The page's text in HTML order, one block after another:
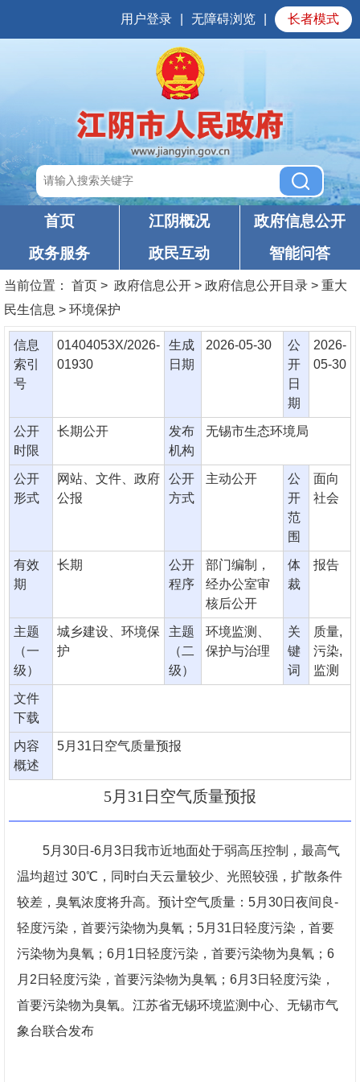
用户登录 无障碍浏览 长者模式
首页 江阴概况
政府信息公开
政务服务
政民互动 智能问答
当前位置： 首页 > 政府信息公开 > 政府信息公开目录 > 重大
民生信息 > 环境保护
信息
索引
号
01404053X/2026-
01930
生成
日期
2026-05-30
公
开
日
期
2026-
05-30
公开
时限
长期公开
发布
机构
无锡市生态环境局
公开
形式
网站、文件、政府
公报
公开
方式
主动公开
公
开
范
围
面向
社会
有效
期
长期
公开
程序
部门编制，
经办公室审
核后公开
体
裁
报告
主题
（一
级）
城乡建设、环境保
护
主题
（二
级）
环境监测、
保护与治理
关
键
词
质量,
污染,
监测
文件
下载
内容
概述
5月31日空气质量预报
5月31日空气质量预报
5月30日-6月3日我市近地面处于弱高压控制，最高气
温均超过 30℃，同时白天云量较少、光照较强，扩散条件
较差，臭氧浓度将升高。预计空气质量：5月30日夜间良-
轻度污染，首要污染物为臭氧；5月31日轻度污染，首要
污染物为臭氧；6月1日轻度污染，首要污染物为臭氧；6
月2日轻度污染，首要污染物为臭氧；6月3日轻度污染，
首要污染物为臭氧。江苏省无锡环境监测中心、无锡市气
象台联合发布